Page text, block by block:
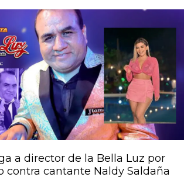
a director de la Bella Luz por
contra cantante Naldy Saldaña
PáginaPágina
Página
Página
Página